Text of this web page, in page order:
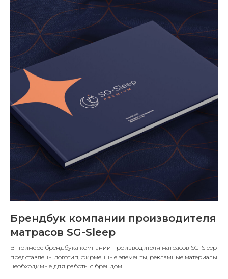
Брендбук компании производителя
матрасов SG-Sleep
В примере брендбука компании производителя матрасов SG-Sleep
представлены логотип, фирменные элементы, рекламные материалы
необходимые для работы с брендом